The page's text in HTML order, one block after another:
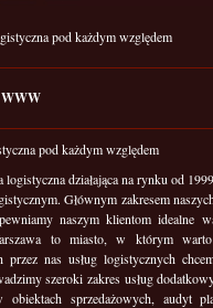
pod każdym względem
pod każdym względem
działająca na rynku od
Głównym zakresem
naszym klientom idealne
to miasto, w którym
przez nas usług logistycznych
szeroki zakres usług
obiektach sprzedażowych, audyt